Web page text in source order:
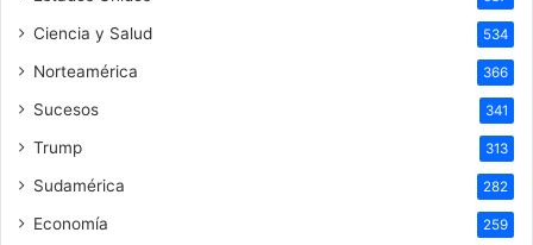
Ciencia y Salud 534
Norteamérica 366
Sucesos 341
Trump 313
Sudamérica 282
Economía 259